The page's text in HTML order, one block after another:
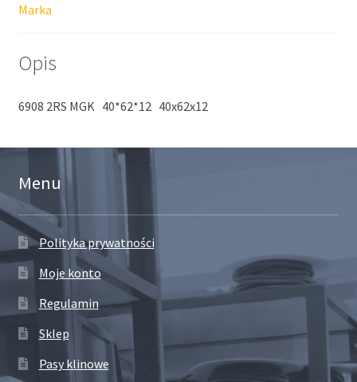
Marka
Opis
6908 2RS MGK 40*62*12 40x62x12
Menu
Polityka prywatności
Moje konto
Regulamin
Sklep
Pasy klinowe